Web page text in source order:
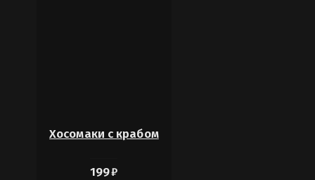
Хосомаки с крабом
199₽